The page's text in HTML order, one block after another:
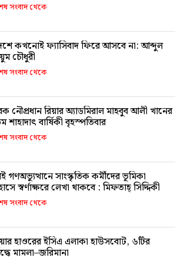
সংবাদ থেকে
কখনোই ফ্যাসিবাদ ফিরে আসবে না: আব্দুল
চৌধুরী
সংবাদ থেকে
নৌপ্রধান রিয়ার অ্যাডমিরাল মাহবুব আলী খানের
শাহাদাৎ বার্ষিকী বৃহস্পতিবার
সংবাদ থেকে
গণঅভ্যুত্থানে সাংস্কৃতিক কর্মীদের ভূমিকা
স্বর্ণাক্ষরে লেখা থাকবে : মিফতাহ্ সিদ্দিকী
সংবাদ থেকে
হাওরের ইসিএ এলাকা হাউসবোট, ৬টির
মামলা–জরিমানা